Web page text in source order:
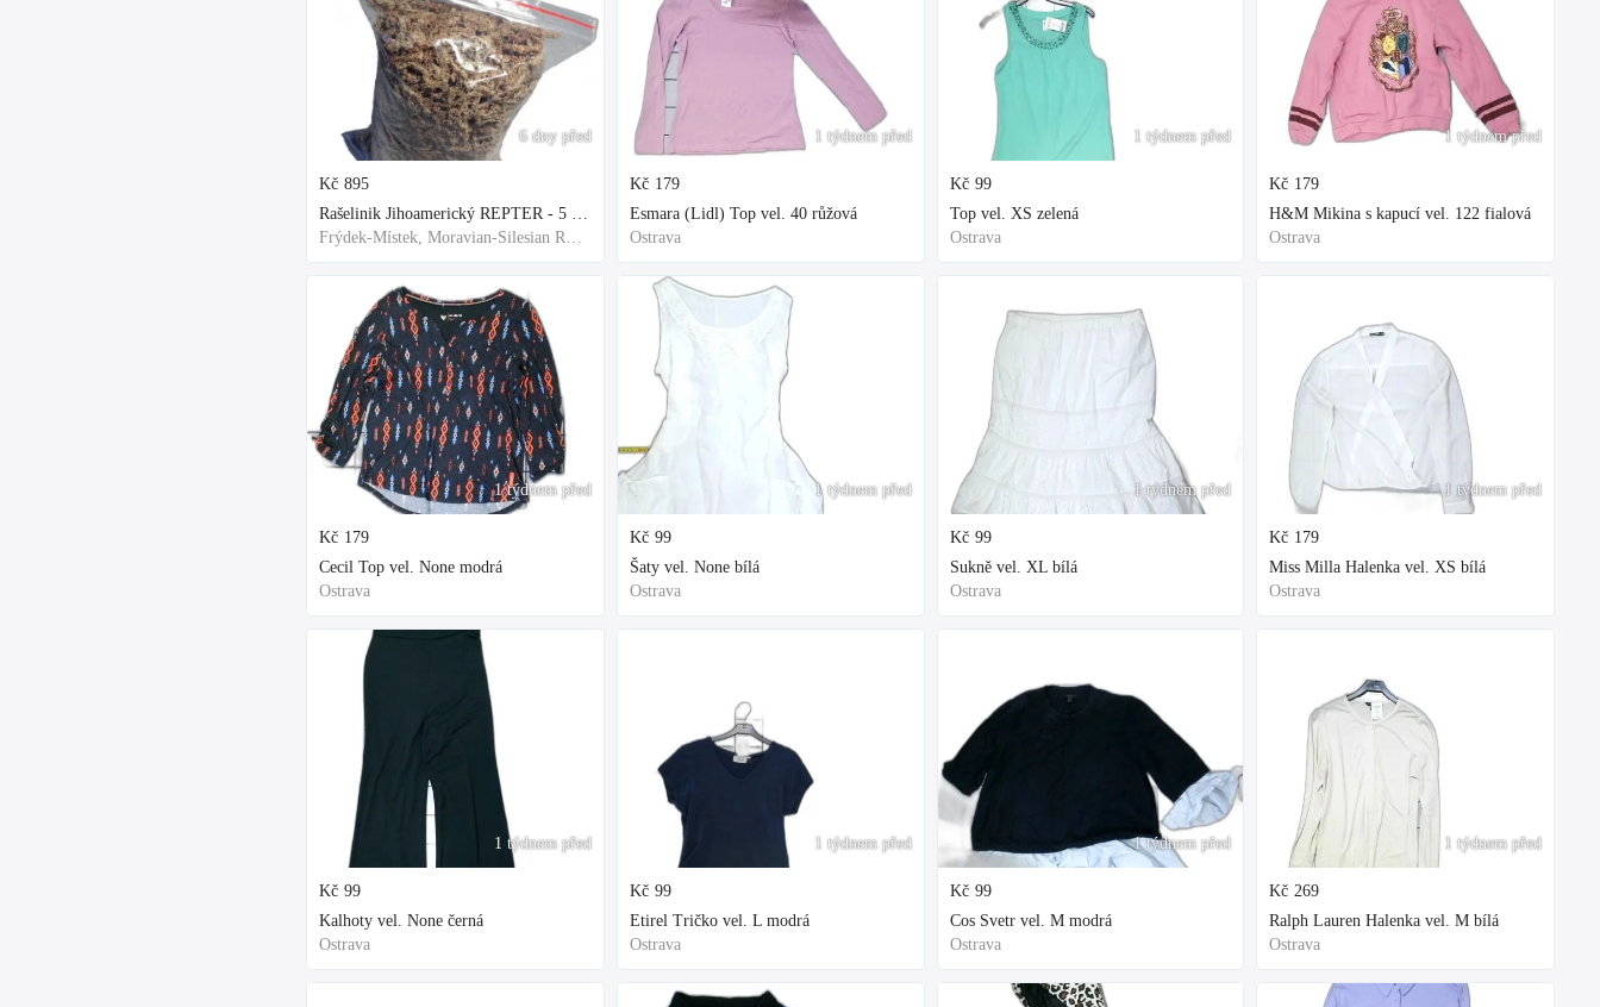
6 dny před
Kč 895
Rašelinik Jihoamerický REPTER - 5 balení - 500g -
Frýdek-Místek, Moravian-Silesian Region,Others
1 týdnem před
Kč 179
Cecil Top vel. None modrá
Ostrava
1 týdnem před
Kč 99
Kalhoty vel. None černá
Ostrava
1 týdnem před
Kč 179
Esmara (Lidl) Top vel. 40 růžová
Ostrava
1 týdnem před
Kč 99
Šaty vel. None bílá
Ostrava
1 týdnem před
Kč 99
Etirel Tričko vel. L modrá
Ostrava
1 týdnem před
Kč 99
Top vel. XS zelená
Ostrava
1 týdnem před
Kč 99
Sukně vel. XL bílá
Ostrava
1 týdnem před
Kč 99
Cos Svetr vel. M modrá
Ostrava
1 týdnem před
Kč 179
H&M Mikina s kapucí vel. 122 fialová
Ostrava
1 týdnem před
Kč 179
Miss Milla Halenka vel. XS bílá
Ostrava
1 týdnem před
Kč 269
Ralph Lauren Halenka vel. M bílá
Ostrava